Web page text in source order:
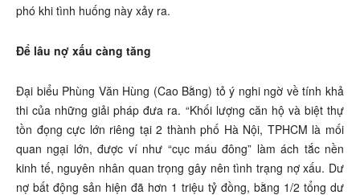
phó khi tình huống này xảy ra.
Để lâu nợ xấu càng tăng
Đại biểu Phùng Văn Hùng (Cao Bằng) tỏ ý nghi ngờ về tính khả
thi của những giải pháp đưa ra. “Khối lượng căn hộ và biệt thự
tồn đọng cực lớn riêng tại 2 thành phố Hà Nội, TPHCM là mối
quan ngại lớn, được ví như “cục máu đông” làm ách tắc nền
kinh tế, nguyên nhân quan trọng gây nên tình trạng nợ xấu. Dư
nợ bất động sản hiện đã hơn 1 triệu tỷ đồng, bằng 1/2 tổng dư